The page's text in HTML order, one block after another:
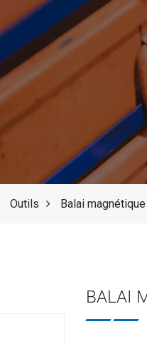
Outils Balai magnétique
BALAI